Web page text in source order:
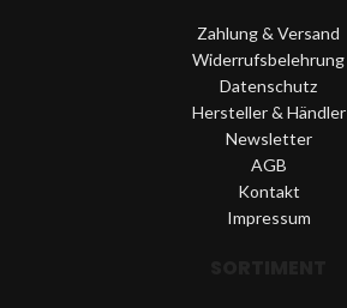
Zahlung & Versand
Widerrufsbelehrung
Datenschutz
Hersteller & Händler
Newsletter
AGB
Kontakt
Impressum